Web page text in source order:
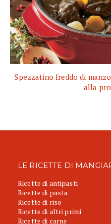
Spezzatino freddo di
alla
LE RICETTE DI
Ricette di antipasti
Ricette di pasta
Ricette di riso
Ricette di altri primi
Ricette di carne